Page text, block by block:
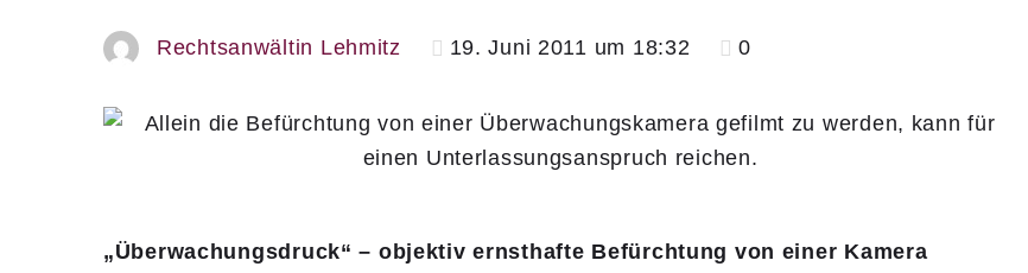
Rechtsanwältin Lehmitz 19. Juni 2011 um 18:32 0
„Überwachungsdruck“ – objektiv ernsthafte Befürchtung von einer Kamera